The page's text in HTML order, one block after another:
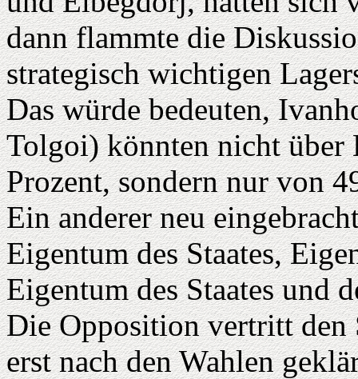
dann flammte die
strategisch wichtigen
Das würde bedeuten,
Tolgoi) könnten nicht über
Prozent, sondern nur von
Ein anderer neu
Eigentum des Staates,
Eigentum des Staates und
Die Opposition vertritt den
erst nach den Wahlen